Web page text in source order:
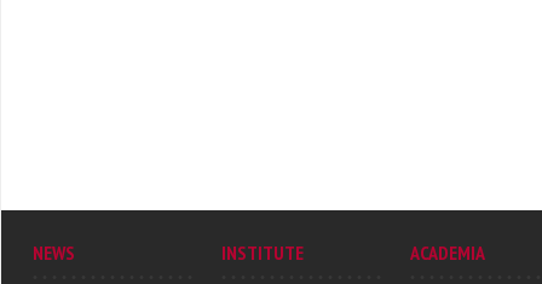
NEWS
INSTITUTE
ACADEMIA